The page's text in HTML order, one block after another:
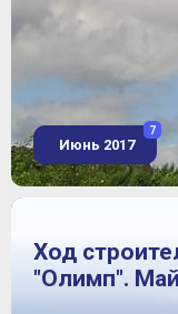
Июнь 2017
7
Ход
"Олимп".